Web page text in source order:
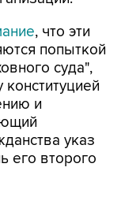
, что эти
попыткой
суда",
и
указ
его второго